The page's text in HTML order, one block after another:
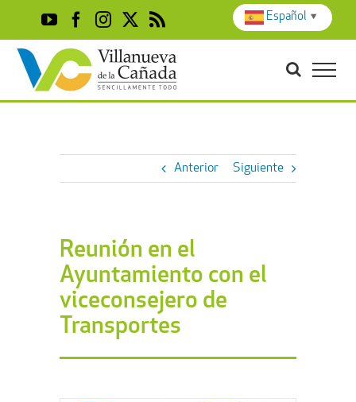
content
YouTubeFacebook
Instagram
X Rss
Anterior Siguiente
Reunión en el
Ayuntamiento con el
viceconsejero de
Transportes
Español ▼